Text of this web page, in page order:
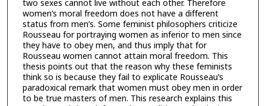
two sexes cannot live without each other. Therefore
women’s moral freedom does not have a different
status from men’s. Some feminist philosophers criticize
Rousseau for portraying women as inferior to men since
they have to obey men, and thus imply that for
Rousseau women cannot attain moral freedom. This
thesis points out that the reason why these feminists
think so is because they fail to explicate Rousseau’s
paradoxical remark that women must obey men in order
to be true masters of men. This research explains this